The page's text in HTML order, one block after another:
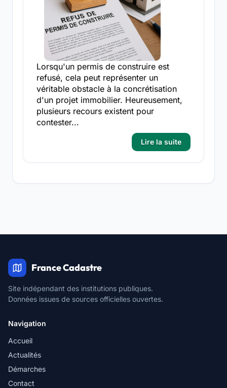
Lorsqu'un permis de construire est
refusé, cela peut représenter un
véritable obstacle à la concrétisation
d'un projet immobilier. Heureusement,
plusieurs recours existent pour
contester...
Lire la suite
France Cadastre
Site indépendant des institutions publiques.
Données issues de sources officielles ouvertes.
Navigation
Accueil
Actualités
Démarches
Contact